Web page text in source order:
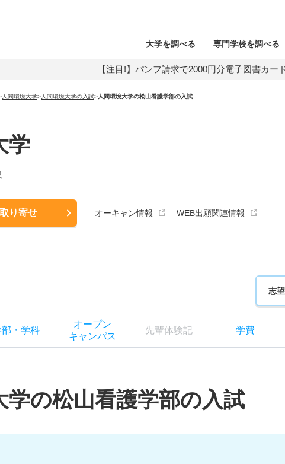
大学を調べる 専門学校を調べる
【注目!】パンフ請求で2000円分電子図書カー
人間環境大学>人間環境大学の入試>人間環境大学の​松山看護学部​の入試
学
り寄せ オーキャン情報 WEB出願関連情報
志
・ 学科
オープン
キャンパス
先輩体験記 学費
学の​松山看護学部​の入試